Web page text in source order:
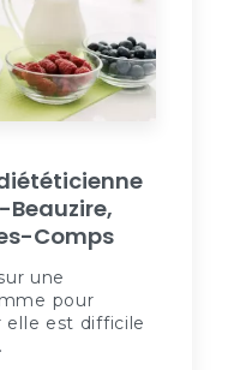
Comps
une
pour
elle est difficile